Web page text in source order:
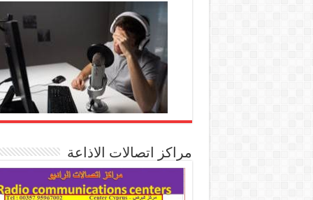
مراكز اتصالات الاذاعة